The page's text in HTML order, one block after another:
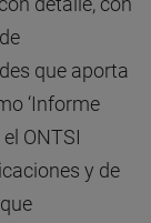
que aporta
‘Informe
ONTSI
y de